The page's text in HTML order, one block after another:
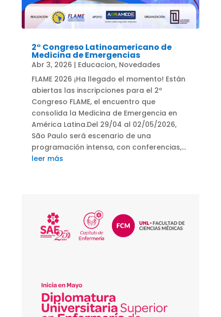
2° Congreso Latinoamericano de
Medicina de Emergencias
Abr 3, 2026 | Educacion, Novedades
FLAME 2026 ¡Ha llegado el momento! Están
abiertas las inscripciones para el 2º
Congreso FLAME, el encuentro que
consolida la Medicina de Emergencia en
América Latina.Del 29/04 al 02/05/2026,
São Paulo será escenario de una
programación intensa, con conferencias,...
leer más